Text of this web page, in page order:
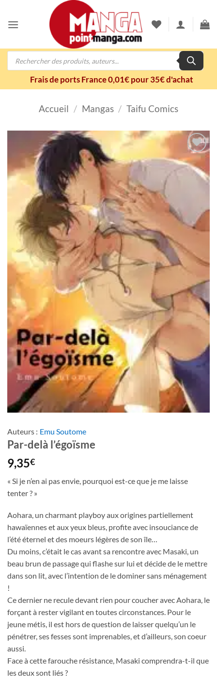
contenu
Recherche
Frais de ports France 0,01€ pour 35€ d'achat
Accueil / Mangas / Taifu Comics
Ajouter
à la
wishlist
Auteurs : Emu Soutome
Par-delà l’égoïsme
9,35€
« Si je n’en ai pas envie, pourquoi est-ce que je me laisse
tenter ? »
Aohara, un charmant playboy aux origines partiellement
hawaïennes et aux yeux bleus, profite avec insouciance de
l’été éternel et des moeurs légères de son île…
Du moins, c’était le cas avant sa rencontre avec Masaki, un
beau brun de passage qui flashe sur lui et décide de le mettre
dans son lit, avec l’intention de le dominer sans ménagement
!
Ce dernier ne recule devant rien pour coucher avec Aohara, le
forçant à rester vigilant en toutes circonstances. Pour le
jeune métis, il est hors de question de laisser quelqu’un le
pénétrer, ses fesses sont imprenables, et d’ailleurs, son coeur
aussi.
Face à cette farouche résistance, Masaki comprendra-t-il que
les deux sont liés ?